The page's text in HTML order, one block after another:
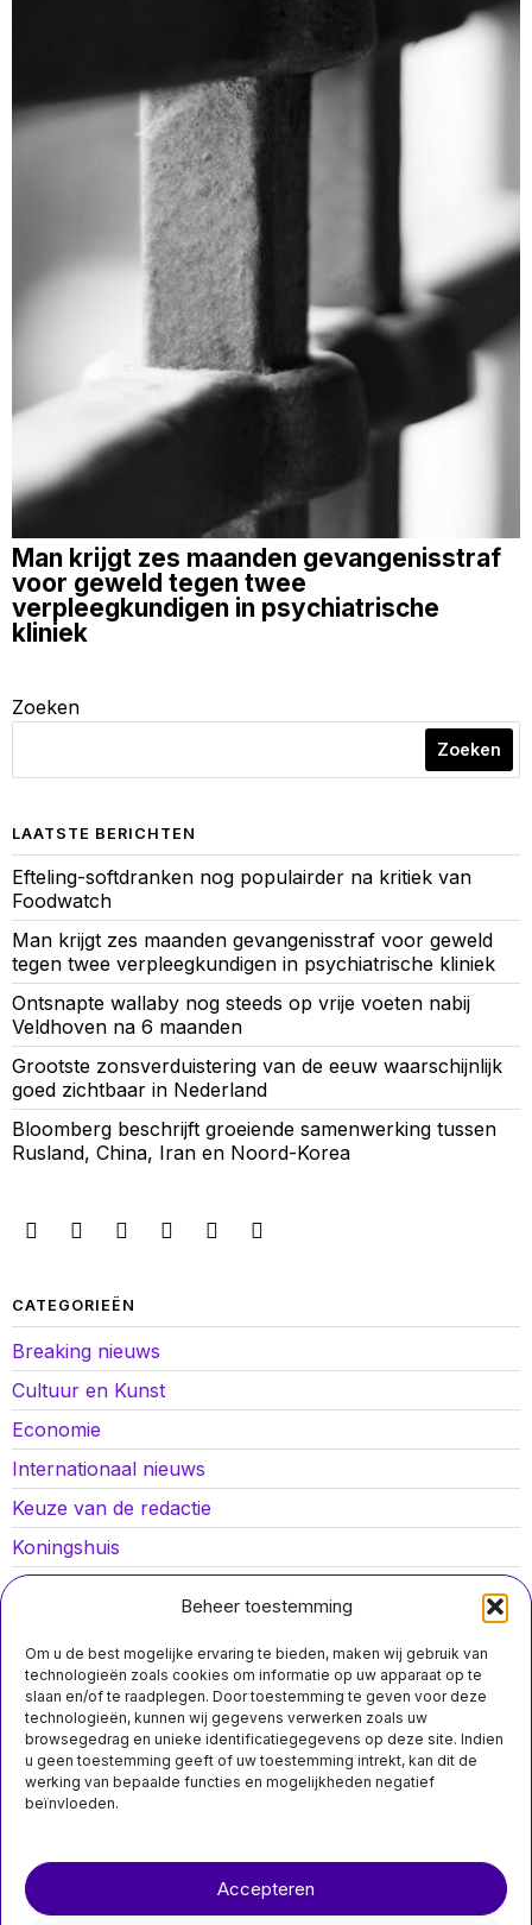
Beheer toestemming
Om u de best mogelijke ervaring te bieden, maken wij gebruik van
technologieën zoals cookies om informatie op uw apparaat op te
slaan en/of te raadplegen. Door toestemming te geven voor deze
technologieën, kunnen wij gegevens verwerken zoals uw
browsegedrag en unieke identificatiegegevens op deze site. Indien
u geen toestemming geeft of uw toestemming intrekt, kan dit de
werking van bepaalde functies en mogelijkheden negatief
beïnvloeden.
Accepteren
Man krijgt zes maanden gevangenisstraf
voor geweld tegen twee
verpleegkundigen in psychiatrische
kliniek
Zoeken
Zoeken
LAATSTE BERICHTEN
Efteling-softdranken nog populairder na kritiek van
Foodwatch
Man krijgt zes maanden gevangenisstraf voor geweld
tegen twee verpleegkundigen in psychiatrische kliniek
Ontsnapte wallaby nog steeds op vrije voeten nabij
Veldhoven na 6 maanden
Grootste zonsverduistering van de eeuw waarschijnlijk
goed zichtbaar in Nederland
Bloomberg beschrijft groeiende samenwerking tussen
Rusland, China, Iran en Noord-Korea
CATEGORIEËN
Breaking nieuws
Cultuur en Kunst
Economie
Internationaal nieuws
Keuze van de redactie
Koningshuis
Lokaal nieuws
Opinies
Politiek
Sport
nieuwsimpuls.onlineNederlandse
professionele
voetbalwedstrijden